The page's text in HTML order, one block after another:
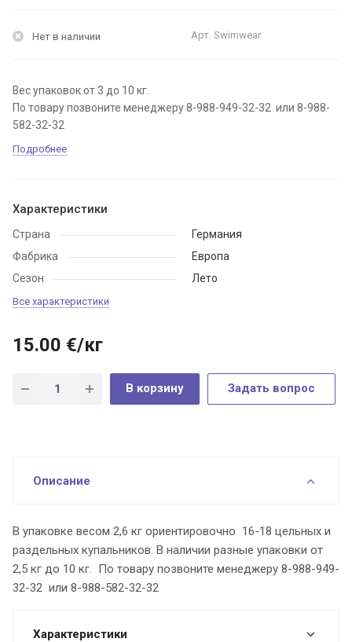
Нет в наличии Арт. Swimwear
Вес упаковок от 3 до 10 кг.
По товару позвоните менеджеру 8-988-949-32-32 или 8-988-
582-32-32
Подробнее
Характеристики
Страна
Германия
Фабрика
Европа
Сезон
Лето
Все характеристики
15.00 €/кг
В корзину Задать вопрос
Описание
В упаковке весом 2,6 кг ориентировочно 16-18 цельных и
раздельных купальников. В наличии разные упаковки от
2,5 кг до 10 кг. По товару позвоните менеджеру 8-988-949-
32-32 или 8-988-582-32-32
Характеристики